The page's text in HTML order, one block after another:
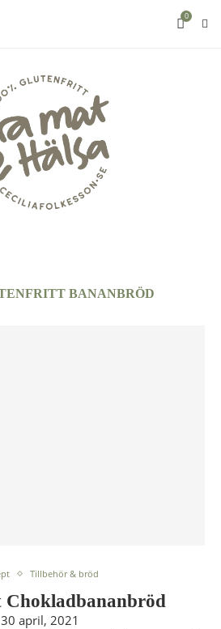
0
BANANBRÖD
Tillbehör & bröd
30 april, 2021